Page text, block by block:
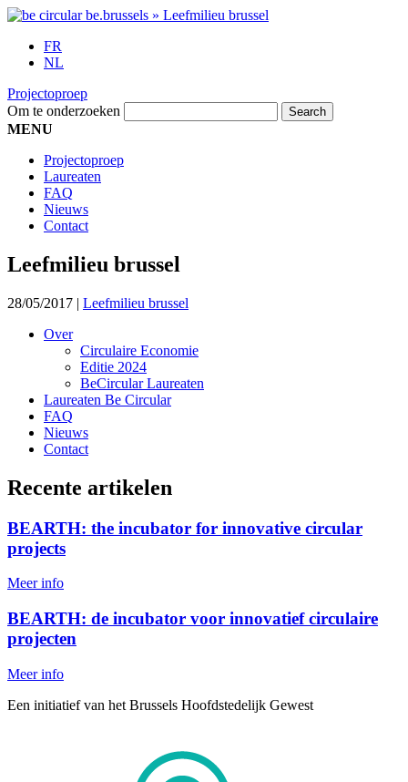
FR
NL
Projectoproep
Om te onderzoeken
MENU
Projectoproep
Laureaten
FAQ
Nieuws
Contact
Leefmilieu brussel
28/05/2017 | Leefmilieu brussel
Over
Circulaire Economie
Editie 2024
BeCircular Laureaten
Laureaten Be Circular
FAQ
Nieuws
Contact
Recente artikelen
BEARTH: the incubator for innovative circular
projects
Meer info
BEARTH: de incubator voor innovatief circulaire
projecten
Meer info
Een initiatief van het Brussels Hoofdstedelijk Gewest